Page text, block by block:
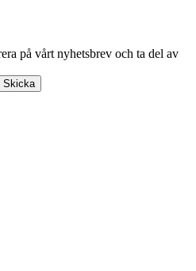
på vårt nyhetsbrev och ta del av